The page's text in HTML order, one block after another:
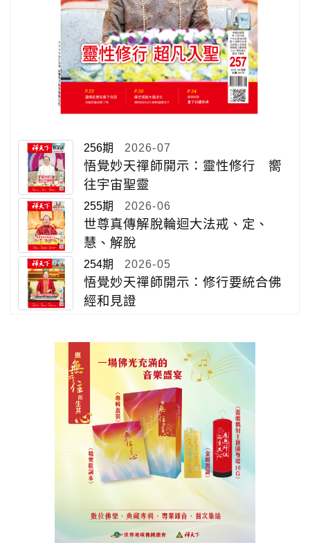
256期 2026-07
悟覺妙天禪師開示：靈性修行 嚮
往宇宙聖靈
255期 2026-06
世尊真傳解脫輪迴大法戒、定、
慧、解脫
254期 2026-05
悟覺妙天禪師開示：修行要統合佛
經和見證